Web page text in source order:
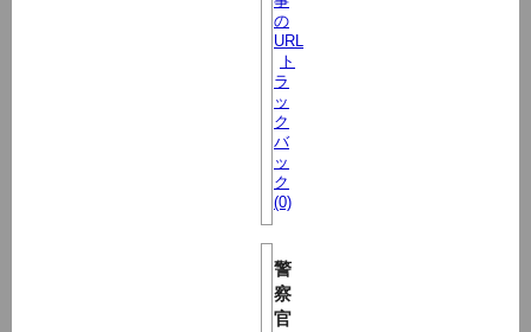
の
URL
ト
ラ
ッ
ク
バ
ッ
ク
(0)
警
察
官